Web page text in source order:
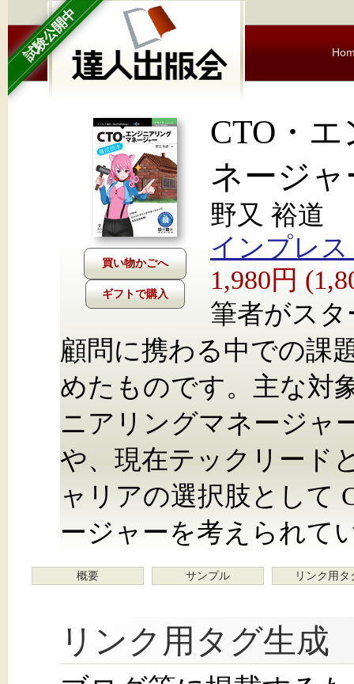
試験公開中
ギフトで購入
CTO・
ネージ
野又 裕道
インプレス
1,980円
筆者がス
顧問に携わる中での課
めたものです。主な対
ニアリングマネージャ
や、現在テックリード
ャリアの選択肢として
ージャーを考えられて
概要 サンプル リンク用タ
リンク用タグ生成